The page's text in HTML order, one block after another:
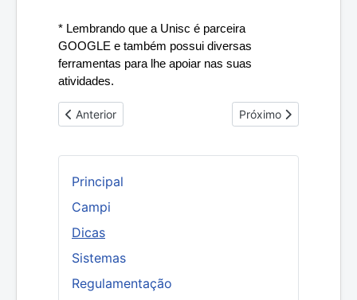
Principal
Campi
Dicas
Sistemas
Regulamentação
* Lembrando que a Unisc é parceira
GOOGLE e também possui diversas
ferramentas para lhe apoiar nas suas
atividades.
Artigo anterior: Forçar as políticas de domínio em uma
Anterior Próximo artigo: Guia
Próximo